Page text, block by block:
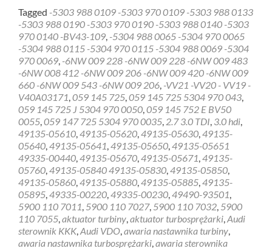
about
Diagnostyka
gratis
sterownik
turbiny
Bielsk
Podlaski
Tagged -5303 988 0109 -5303 970 0109 -5303 988 0133
-5303 988 0190 -5303 970 0190 -5303 988 0140 -5303
970 0140 -BV43-109, -5304 988 0065 -5304 970 0065
-5304 988 0115 -5304 970 0115 -5304 988 0069 -5304
970 0069, -6NW 009 228 -6NW 009 228 -6NW 009 483
-6NW 008 412 -6NW 009 206 -6NW 009 420 -6NW 009
660 -6NW 009 543 -6NW 009 206, -VV21 -VV20 - VV19 -
V40A03171,059 145 725,059 145 725 5304 970 043,
059 145 725 J 5304 970 0050,059 145 752 E BV50
0055,059 147 725 5304 970 0035, 2.7 3.0 TDI, 3.0 hdi,
49135-05610,49135-05620,49135-05630,49135-
05640,49135-05641,49135-05650,49135-05651
49335-00440,49135-05670,49135-05671,49135-
05760,49135-05840 49135-05830,49135-05850,
49135-05860,49135-05880,49135-05885,49135-
05895,49335-00220,49335-00230,49490-93501,
5900 110 7011, 5900 110 7027, 5900 110 7032, 5900
110 7055,aktuator turbiny,aktuator turbosprężarki,Audi
sterownik KKK,Audi VDO,awaria nastawnika turbiny,
awaria nastawnika turbosprężarki,awaria sterownika